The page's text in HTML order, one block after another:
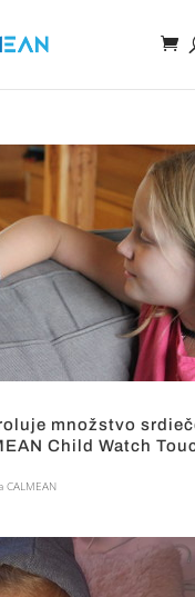
množstvo
Child Watch
CALMEAN